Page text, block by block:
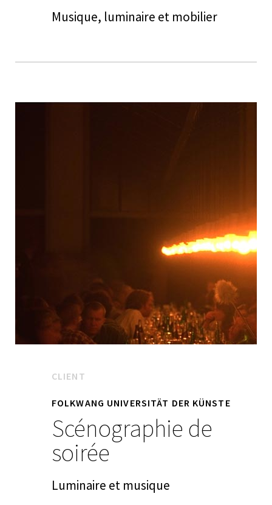
Musique, luminaire et mobilier
CLIENT
FOLKWANG UNIVERSITÄT DER KÜNSTE
Scénographie de
soirée
Luminaire et musique